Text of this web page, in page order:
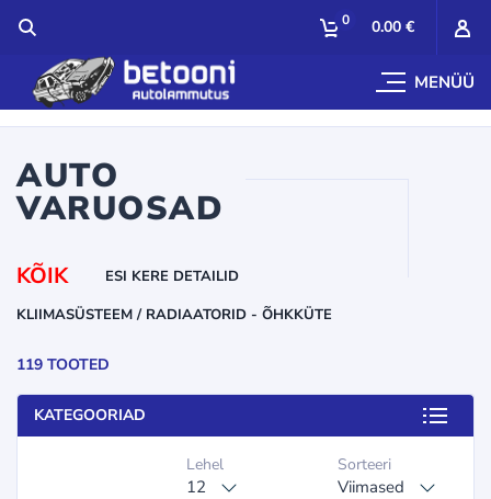
MENÜÜ
0 0.00 €
AUTO
VARUOSAD
KÕIK
ESI KERE DETAILID
KLIIMASÜSTEEM / RADIAATORID - ÕHKKÜTE
119 TOOTED
KATEGOORIAD
Sorteeri
Viimased
Lehel
12